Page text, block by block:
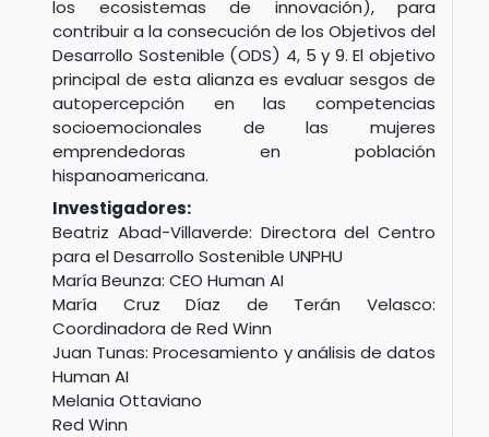
los ecosistemas de innovación), para
contribuir a la consecución de los Objetivos del
Desarrollo Sostenible (ODS) 4, 5 y 9. El objetivo
principal de esta alianza es evaluar sesgos de
autopercepción en las competencias
socioemocionales de las mujeres
emprendedoras en población
hispanoamericana.
Investigadores:
Beatriz Abad-Villaverde: Directora del Centro
para el Desarrollo Sostenible UNPHU
María Beunza: CEO Human AI
María Cruz Díaz de Terán Velasco:
Coordinadora de Red Winn
Juan Tunas: Procesamiento y análisis de datos
Human AI
Melania Ottaviano
Red Winn